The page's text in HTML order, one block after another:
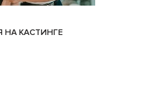
НА КАСТИНГЕ